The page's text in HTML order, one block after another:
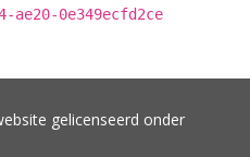
ae20-0e349ecfd2ce
gelicenseerd onder